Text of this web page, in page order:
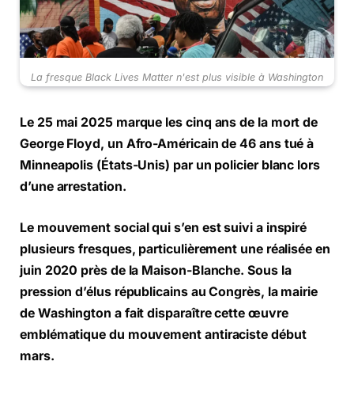
La fresque Black Lives Matter n'est plus visible à Washington
Le 25 mai 2025 marque les cinq ans de la mort de
George Floyd, un Afro-Américain de 46 ans tué à
Minneapolis (États-Unis) par un policier blanc lors
d’une arrestation.
Le mouvement social qui s’en est suivi a inspiré
plusieurs fresques, particulièrement une réalisée en
juin 2020 près de la Maison-Blanche. Sous la
pression d’élus républicains au Congrès, la mairie
de Washington a fait disparaître cette œuvre
emblématique du mouvement antiraciste début
mars.